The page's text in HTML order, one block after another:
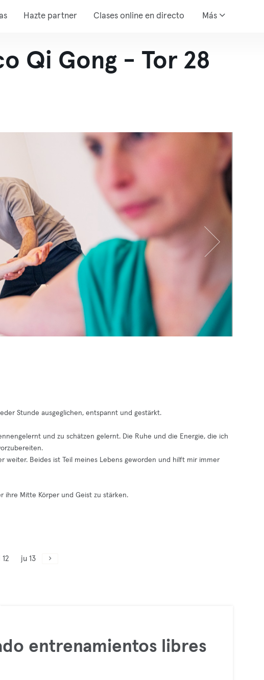
Hazte partner Clases online en directo Más
Qi Gong - Tor 28
Stunde ausgeglichen, entspannt und gestärkt.
und zu schätzen gelernt. Die Ruhe und die Energie, die ich
Beides ist Teil meines Lebens geworden und hilft mir immer
ihre Mitte Körper und Geist zu stärken.
12 ju 13
entrenamientos libres